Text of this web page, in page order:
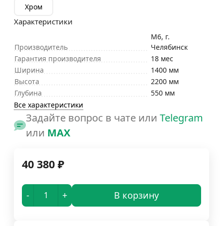
Хром
Характеристики
Производитель
М6, г.
Челябинск
Гарантия производителя
18 мес
Ширина
1400 мм
Высота
2200 мм
Глубина
550 мм
Все характеристики
Задайте вопрос в чате или Telegram
или MAX
40 380 ₽
- + В корзину